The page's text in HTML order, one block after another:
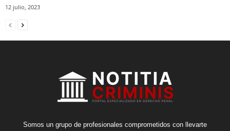
12 julio, 2023
Somos un grupo de profesionales comprometidos con llevarte